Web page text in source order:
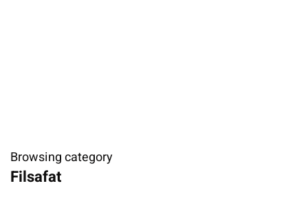
Browsing category
Filsafat